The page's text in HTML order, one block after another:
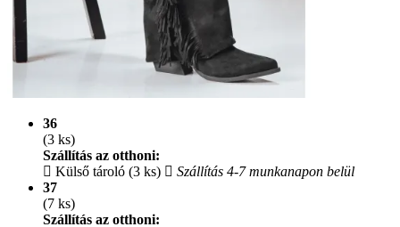
36
(3 ks)
Szállítás az otthoni:
Külső tároló (3 ks)
Szállítás 4-7 munkanapon belül
37
(7 ks)
Szállítás az otthoni: